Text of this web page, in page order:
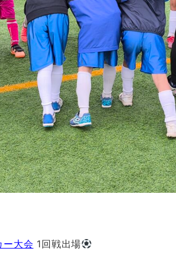
ー大会 1回戦出場